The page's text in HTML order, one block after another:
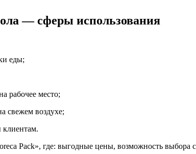
— сферы использования
еды;
рабочее место;
свежем воздухе;
клиентам.
Pack», где: выгодные цены, возможность выбора